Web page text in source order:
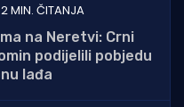
2 MIN. ČITANJA
na Neretvi: Crni
podijelili pobjedu
lađa